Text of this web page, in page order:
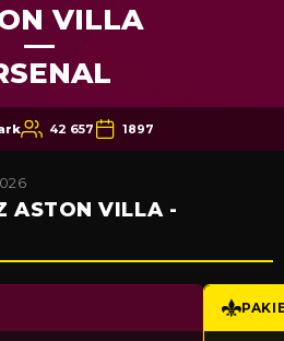
VILLA
42 657 1897
ASTON VILLA -